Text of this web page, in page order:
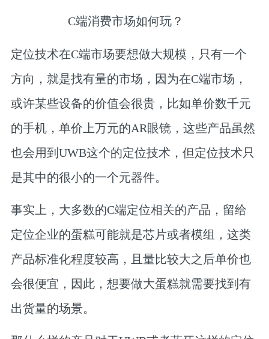
C端消费市场如何玩？
定位技术在C端市场要想做大规模，只有一个
方向，就是找有量的市场，因为在C端市场，
或许某些设备的价值会很贵，比如单价数千元
的手机，单价上万元的AR眼镜，这些产品虽然
也会用到UWB这个的定位技术，但定位技术只
是其中的很小的一个元器件。
事实上，大多数的C端定位相关的产品，留给
定位企业的蛋糕可能就是芯片或者模组，这类
产品标准化程度较高，且量比较大之后单价也
会很便宜，因此，想要做大蛋糕就需要找到有
出货量的场景。